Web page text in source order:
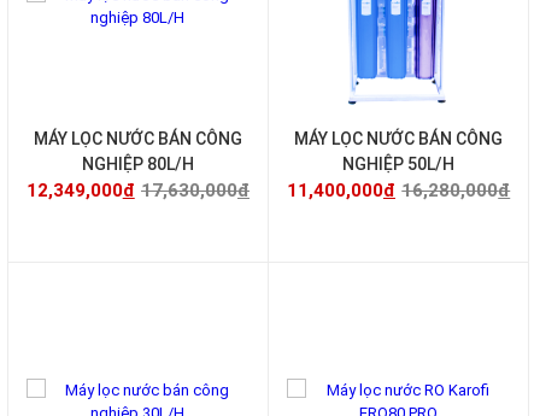
MÁY LỌC NƯỚC BÁN CÔNG
NGHIỆP 80L/H
12,349,000đ 17,630,000đ
MÁY LỌC NƯỚC BÁN CÔNG
NGHIỆP 50L/H
11,400,000đ 16,280,000đ